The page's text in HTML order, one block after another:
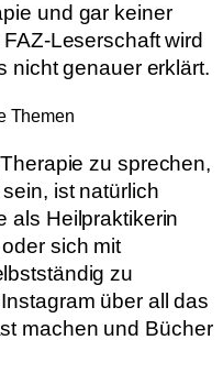
und gar keiner
Leserschaft wird
nicht genauer erklärt.
Themen
zu sprechen,
ist natürlich
als Heilpraktikerin
sich mit
zu
über all das
machen und Bücher